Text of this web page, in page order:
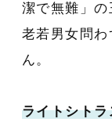
潔で無難」の
老若男女問
ん。
ライトシト